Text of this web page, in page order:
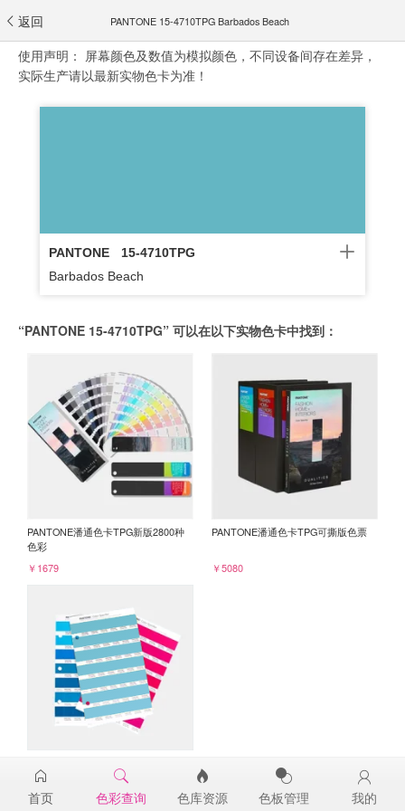
返回 PANTONE 15-4710TPG Barbados Beach
使用声明： 屏幕颜色及数值为模拟颜色，不同设备间存在差异，
实际生产请以最新实物色卡为准！
PANTONE
15-4710TPG
Barbados Beach
“PANTONE 15-4710TPG” 可以在以下实物色卡中找到：
PANTONE潘通色卡TPG新版2800种
色彩
￥1679
PANTONE潘通色卡TPG可撕版色票
￥5080
15-4710TPG
￥98
首页 色彩查询 色库资源 色板管理 我的